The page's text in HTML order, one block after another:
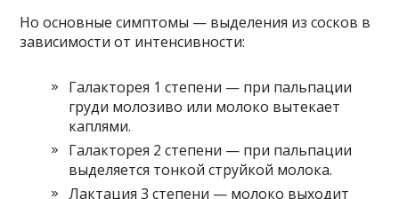
Но основные симптомы — выделения из сосков в
зависимости от интенсивности:
Галакторея 1 степени — при пальпации
груди молозиво или молоко вытекает
каплями.
Галакторея 2 степени — при пальпации
выделяется тонкой струйкой молока.
Лактация 3 степени — молоко выходит